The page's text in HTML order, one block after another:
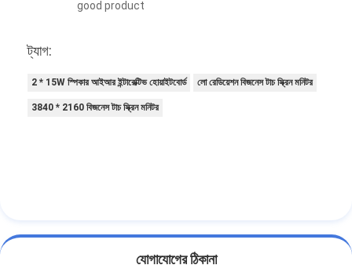
good product
ট্যাগ:
2 * 15W স্পিকার আইআর ইন্টারেক্টিভ হোয়াইটবোর্ড লো রেডিয়েশন বিজনেস টাচ স্ক্রিন মনিটর
3840 * 2160 বিজনেস টাচ স্ক্রিন মনিটর
যোগাযোগের ঠিকানা